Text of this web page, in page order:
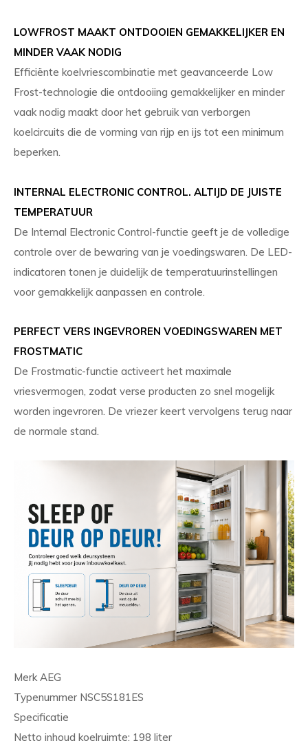
LOWFROST MAAKT ONTDOOIEN GEMAKKELIJKER EN
MINDER VAAK NODIG
Efficiënte koelvriescombinatie met geavanceerde Low
Frost-technologie die ontdooiing gemakkelijker en minder
vaak nodig maakt door het gebruik van verborgen
koelcircuits die de vorming van rijp en ijs tot een minimum
beperken.
INTERNAL ELECTRONIC CONTROL. ALTIJD DE JUISTE
TEMPERATUUR
De Internal Electronic Control-functie geeft je de volledige
controle over de bewaring van je voedingswaren. De LED-
indicatoren tonen je duidelijk de temperatuurinstellingen
voor gemakkelijk aanpassen en controle.
PERFECT VERS INGEVROREN VOEDINGSWAREN MET
FROSTMATIC
De Frostmatic-functie activeert het maximale
vriesvermogen, zodat verse producten zo snel mogelijk
worden ingevroren. De vriezer keert vervolgens terug naar
de normale stand.
Merk AEG
Typenummer NSC5S181ES
Specificatie
Netto inhoud koelruimte: 198 liter